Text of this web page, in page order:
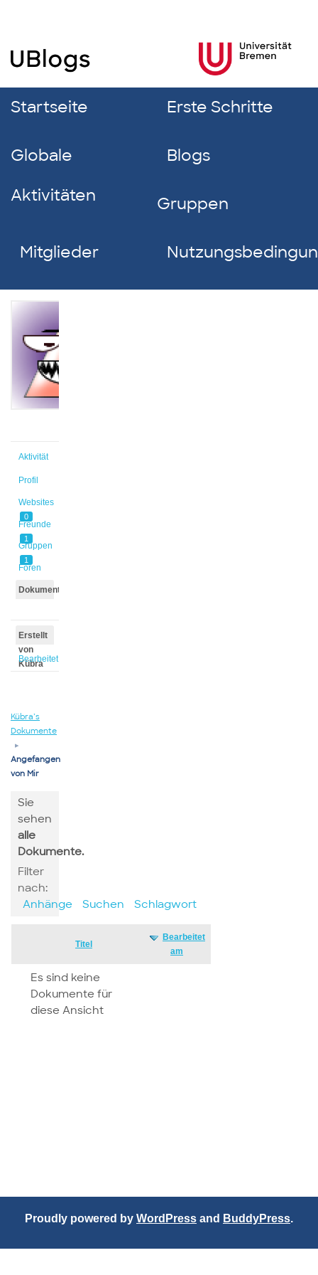
Startseite Erste Schritte
Globale
Aktivitäten
Blogs
Gruppen
Mitglieder
Aktivität
Profil
Websites
0
Freunde
1
Gruppen
1
Foren
Dokumente
Erstellt
von
Kübra
Bearbeitet
Kübra’s
Dokumente
▸
Angefangen
von Mir
Sie
sehen
alle
Dokumente.
Filter
nach:
Anhänge
Suchen Schlagwort
Titel
Bearbeitet
am
Es sind keine
Dokumente für
diese Ansicht
Proudly powered by WordPress and BuddyPress.